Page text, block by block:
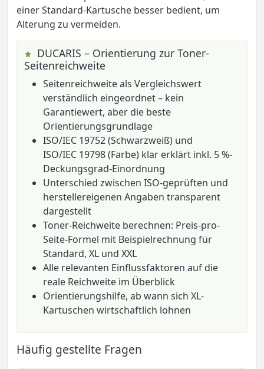
einer Standard-Kartusche besser bedient, um
Alterung zu vermeiden.
DUCARIS – Orientierung zur Toner-
Seitenreichweite
Seitenreichweite als Vergleichswert
verständlich eingeordnet – kein
Garantiewert, aber die beste
Orientierungsgrundlage
ISO/IEC 19752 (Schwarzweiß) und
ISO/IEC 19798 (Farbe) klar erklärt inkl. 5 %-
Deckungsgrad-Einordnung
Unterschied zwischen ISO-geprüften und
herstellereigenen Angaben transparent
dargestellt
Toner-Reichweite berechnen: Preis-pro-
Seite-Formel mit Beispielrechnung für
Standard, XL und XXL
Alle relevanten Einflussfaktoren auf die
reale Reichweite im Überblick
Orientierungshilfe, ab wann sich XL-
Kartuschen wirtschaftlich lohnen
Häufig gestellte Fragen